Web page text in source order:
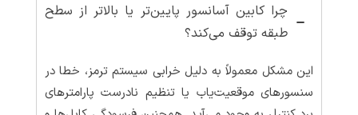
چرا کابین آسانسور پایین‌تر یا بالاتر از سطح
طبقه توقف می‌کند؟
این مشکل معمولاً به دلیل خرابی سیستم ترمز، خطا در
سنسورهای موقعیت‌یاب یا تنظیم نادرست پارامترهای